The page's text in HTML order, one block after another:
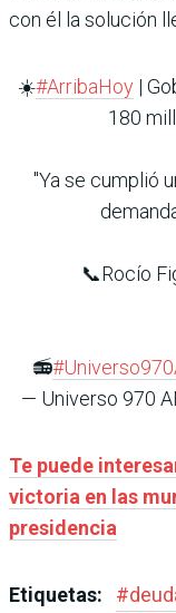
con él la solución
☀️#ArribaHoy|
180
"Ya se cumplió
📞Rocío
📻
— Universo 970
Te puede
victoria en las
presidencia
Etiquetas: #